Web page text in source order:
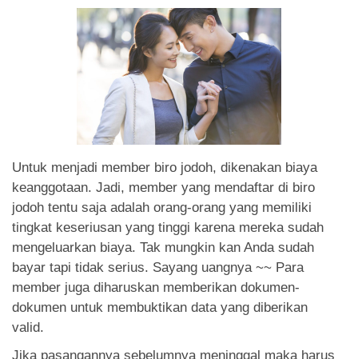
Untuk menjadi member biro jodoh, dikenakan biaya
keanggotaan. Jadi, member yang mendaftar di biro
jodoh tentu saja adalah orang-orang yang memiliki
tingkat keseriusan yang tinggi karena mereka sudah
mengeluarkan biaya. Tak mungkin kan Anda sudah
bayar tapi tidak serius. Sayang uangnya ~~ Para
member juga diharuskan memberikan dokumen-
dokumen untuk membuktikan data yang diberikan
valid.
Jika pasangannya sebelumnya meninggal maka harus